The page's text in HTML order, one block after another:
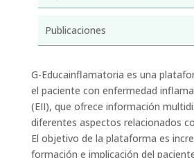
Publicaciones
G-Educainflamatoria es una
el paciente con enfermedad
(EII), que ofrece información
diferentes aspectos relacionados
El objetivo de la plataforma es
formación e implicación del